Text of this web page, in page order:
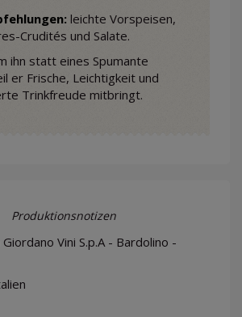
leichte Vorspeisen,
Crudités und Salate.
ihn statt eines Spumante
er Frische, Leichtigkeit und
Trinkfreude mitbringt.
Produktionsnotizen
Vini S.p.A - Bardolino -